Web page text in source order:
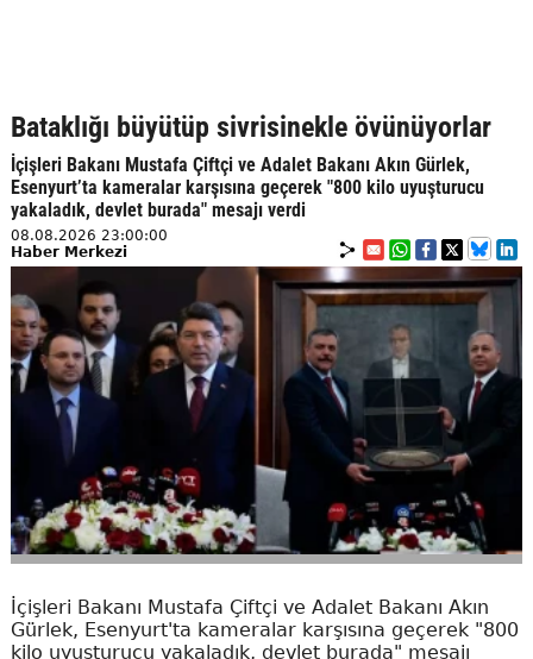
Bataklığı büyütüp sivrisinekle övünüyorlar
İçişleri Bakanı Mustafa Çiftçi ve Adalet Bakanı Akın Gürlek,
Esenyurt’ta kameralar karşısına geçerek "800 kilo uyuşturucu
yakaladık, devlet burada" mesajı verdi
08.08.2026 23:00:00
Haber Merkezi
İçişleri Bakanı Mustafa Çiftçi ve Adalet Bakanı Akın
Gürlek, Esenyurt'ta kameralar karşısına geçerek "800
kilo uyuşturucu yakaladık, devlet burada" mesajı